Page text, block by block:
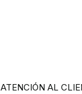
ATENCIÓN AL